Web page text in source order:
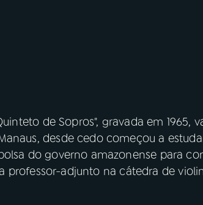
de Sopros", gravada em 1965,
desde cedo começou a
do governo amazonense para
professor-adjunto na cátedra de